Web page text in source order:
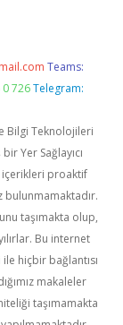
Teams:
726 Telegram:
Bilgi Teknolojileri
Yer Sağlayıcı
içerikleri proaktif
bulunmamaktadır.
taşımakta olup,
Bu internet
hiçbir bağlantısı
makaleler
taşımamakta